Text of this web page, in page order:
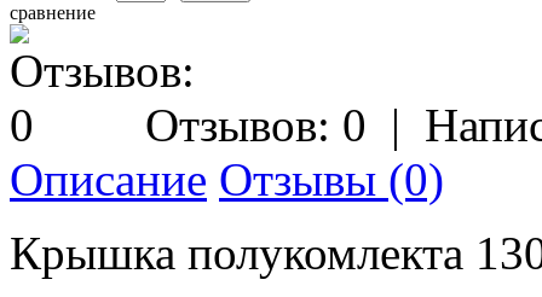
сравнение
Отзывов: 0 |
Описание Отзывы (0)
Крышка полукомлекта